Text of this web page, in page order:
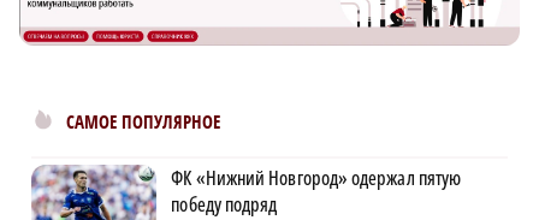
САМОЕ ПОПУЛЯРНОЕ
ФК «Нижний Новгород» одержал пятую
победу подряд